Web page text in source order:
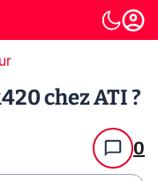
chez ATI ?
0